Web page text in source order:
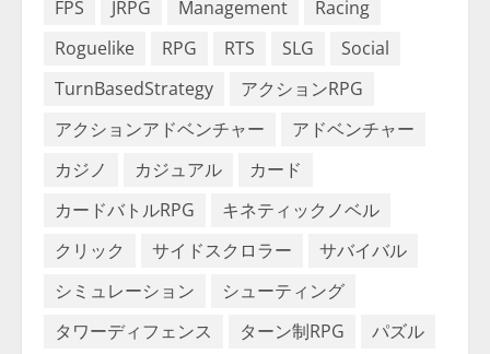
FPS JRPG Management
Racing
Roguelike
RPG RTS SLG
Social
TurnBasedStrategy
アクションRPG
アクションアドベンチャー
アドベンチャー
カジノ
カジュアル
カード
カードバトルRPG
キネティックノベル
クリック
サイドスクロラー
サバイバル
シミュレーション
シューティング
タワーディフェンス
ターン制RPG パズル